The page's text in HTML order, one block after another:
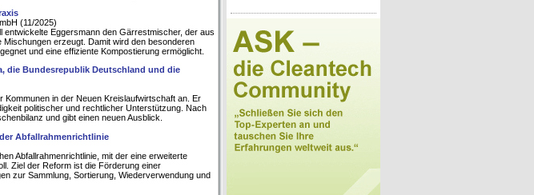
(11/2025)
Eggersmann den Gärrestmischer, der aus
erzeugt. Damit wird den besonderen
und eine effiziente Kompostierung ermöglicht.
die Bundesrepublik Deutschland und die
Kommunen in der Neuen Kreislaufwirtschaft an. Er
politischer und rechtlicher Unterstützung. Nach
und gibt einen neuen Ausblick.
Abfallrahmenrichtlinie
Abfallrahmenrichtlinie, mit der eine erweiterte
Ziel der Reform ist die Förderung einer
zur Sammlung, Sortierung, Wiederverwendung und